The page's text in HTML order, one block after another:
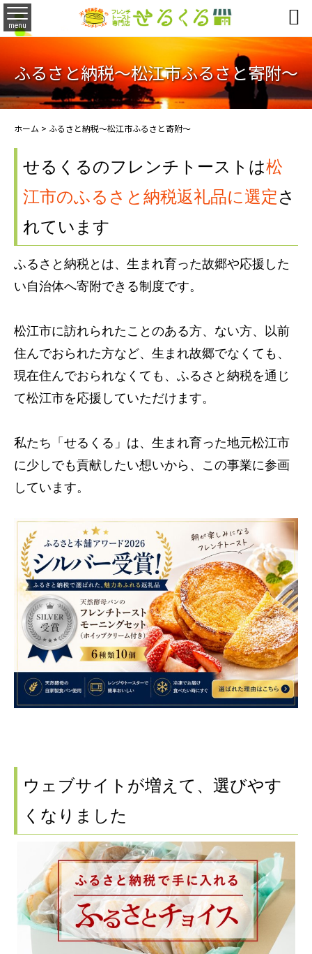
menu 
ふるさと納税～松江市ふるさと寄附～
ホーム > ふるさと納税～松江市ふるさと寄附～
せるくるのフレンチトーストは松
江市のふるさと納税返礼品に選定さ
れています
ふるさと納税とは、生まれ育った故郷や応援した
い自治体へ寄附できる制度です。
松江市に訪れられたことのある方、ない方、以前
住んでおられた方など、生まれ故郷でなくても、
現在住んでおられなくても、ふるさと納税を通じ
て松江市を応援していただけます。
私たち「せるくる」は、生まれ育った地元松江市
に少しでも貢献したい想いから、この事業に参画
しています。
ウェブサイトが増えて、選びやす
くなりました